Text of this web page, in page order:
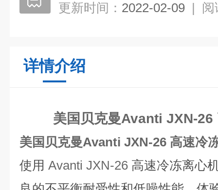
更新时间： 2022-02-09 | 阅
详情介绍
美国贝克曼Avanti JXN-26
美国贝克曼Avanti JXN-26 高速冷
使用 Avanti JXN-26 高速冷冻离心